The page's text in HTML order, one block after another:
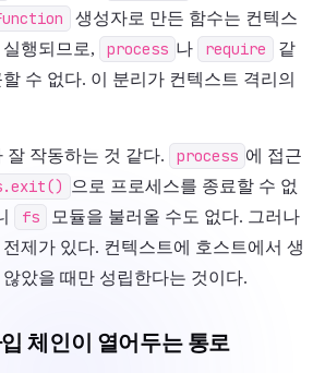
생성자로 만든 함수는 컨텍스
행되므로,
process 나 require
같
수 없다. 이 분리가 컨텍스트 격리의
잘 작동하는 것 같다. process 에 접근
으로 프로세스를 종료할 수 없
fs
모듈을 불러올 수도 없다. 그러나
제가 있다. 컨텍스트에 호스트에서 생
았을 때만 성립한다는 것이다.
체인이 열어두는 통로